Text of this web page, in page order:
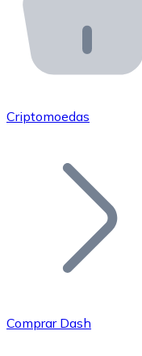
API Bitnovo
Integre nossa
Junte-se à nossa
Adicione o
Criptomoedas
Comprar Dash